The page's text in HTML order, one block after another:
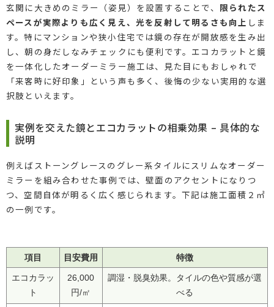
玄関に大きめのミラー（姿見）を設置することで、 限られたス
ペースが実際よりも広く見え、光を反射して明るさも向上 しま
す。特にマンションや狭小住宅では鏡の存在が開放感を生み出
し、朝の身だしなみチェックにも便利です。エコカラットと鏡
を一体化したオーダーミラー施工は、見た目にもおしゃれで
「来客時に好印象」という声も多く、後悔の少ない実用的な選
択肢といえます。
実例を交えた鏡とエコカラットの相乗効果 – 具体的な
説明
例えばストーングレースのグレー系タイルにスリムなオーダー
ミラーを組み合わせた事例では、壁面のアクセントになりつ
つ、空間自体が明るく広く感じられます。下記は施工面積２㎡
の一例です。
項目 目安費用 特徴
エコカラッ
ト
26,000
円/㎡
調湿・脱臭効果。タイルの色や質感が選
べる